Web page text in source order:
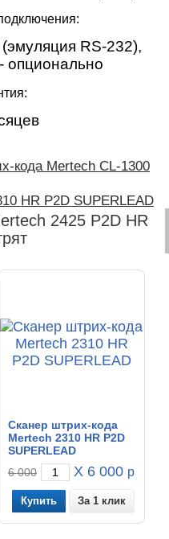
RS-232),
опционально
кода Mertech CL-1300
HR P2D SUPERLEAD
2425 P2D HR
Сканер штрих-кода
Mertech 2310 HR P2D
SUPERLEAD
6 000
X 6 000 р.
За 1 клик